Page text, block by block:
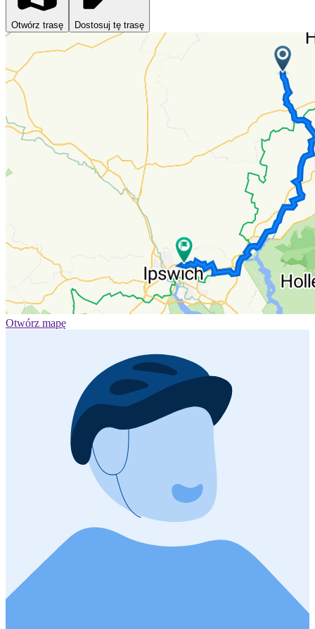
Otwórz trasę Dostosuj tę trasę
Otwórz mapę